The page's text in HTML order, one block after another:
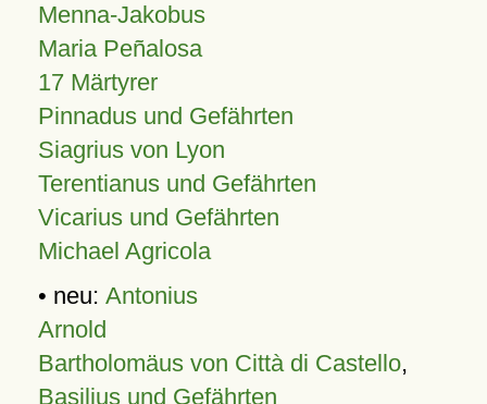
Menna-Jakobus
Maria Peñalosa
17 Märtyrer
Pinnadus und Gefährten
Siagrius von Lyon
Terentianus und Gefährten
Vicarius und Gefährten
Michael Agricola
• neu: Antonius
Arnold
Bartholomäus von Città di Castello,
Basilius und Gefährten